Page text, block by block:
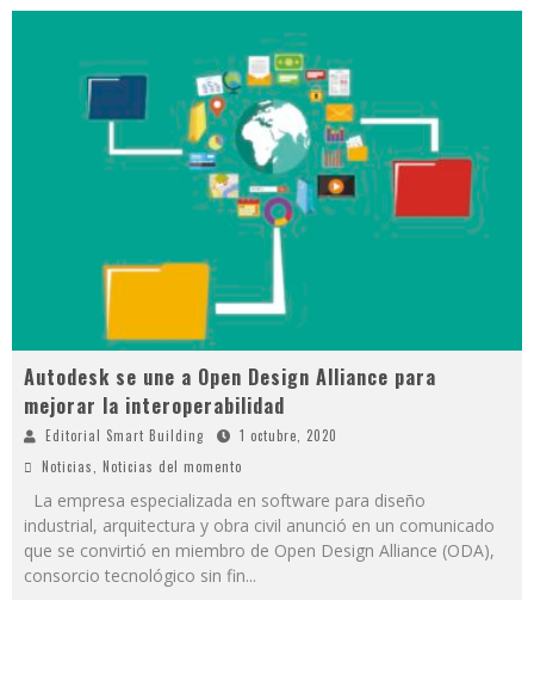
Autodesk se une a Open Design Alliance para
mejorar la interoperabilidad
Editorial Smart Building
1 octubre, 2020
Noticias, Noticias del momento
La empresa especializada en software para diseño
industrial, arquitectura y obra civil anunció en un comunicado
que se convirtió en miembro de Open Design Alliance (ODA),
consorcio tecnológico sin fin...